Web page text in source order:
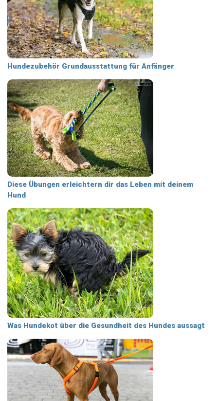
Hundezubehör Grundausstattung für Anfänger
Diese Übungen erleichtern dir das Leben mit deinem
Hund
Was Hundekot über die Gesundheit des Hundes aussagt